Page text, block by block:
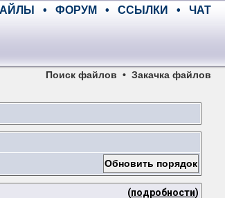
• ФОРУМ • ССЫЛКИ • ЧАТ
Поиск файлов • Закачка файлов
(подробности)